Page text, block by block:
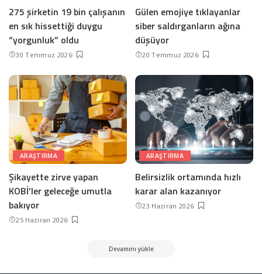
275 şirketin 19 bin çalışanın
en sık hissettiği duygu
“yorgunluk” oldu
30 Temmuz 2026
Gülen emojiye tıklayanlar
siber saldırganların ağına
düşüyor
20 Temmuz 2026
ARAŞTIRMA
Şikayette zirve yapan
KOBİ’ler geleceğe umutla
bakıyor
25 Haziran 2026
ARAŞTIRMA
Belirsizlik ortamında hızlı
karar alan kazanıyor
23 Haziran 2026
Devamını yükle